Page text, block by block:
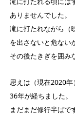
ありませんでした。
滝に打たれながら（
を出さないと危ない
その後たきぎを囲み
思えは（現在2020
36年が経ちました。
まだまだ修行半ばで